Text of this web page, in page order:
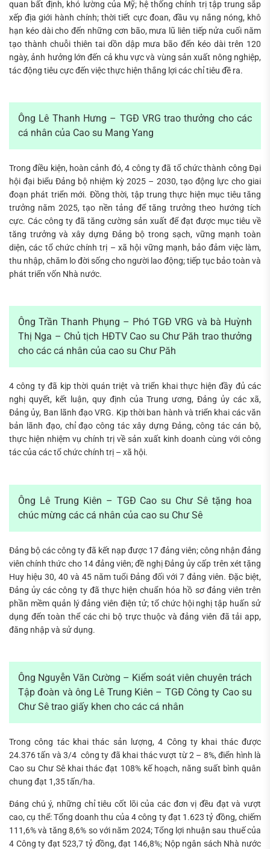
quan bất định, khó lường của Mỹ; hệ thống chính trị tập trung sắp
xếp địa giới hành chính; thời tiết cực đoan, đầu vụ nắng nóng, khô
hạn kéo dài cho đến những cơn bão, mưa lũ liên tiếp nửa cuối năm
tạo thành chuỗi thiên tai dồn dập mưa bão đến kéo dài trên 120
ngày, ảnh hưởng lớn đến cả khu vực và vùng sản xuất nông nghiệp,
tác động tiêu cực đến việc thực hiện thắng lợi các chỉ tiêu đề ra.
Ông Lê Thanh Hưng – TGĐ VRG trao thưởng cho các
cá nhân của Cao su Mang Yang
Trong điều kiện, hoàn cảnh đó, 4 công ty đã tổ chức thành công Đại
hội đại biểu Đảng bộ nhiệm kỳ 2025 – 2030, tạo động lực cho giai
đoạn phát triển mới. Đồng thời, tập trung thực hiện mục tiêu tăng
trưởng năm 2025, tạo nền tảng để tăng trưởng theo hướng tích
cực. Các công ty đã tăng cường sản xuất để đạt được mục tiêu về
tăng trưởng và xây dựng Đảng bộ trong sạch, vững mạnh toàn
diện, các tổ chức chính trị – xã hội vững mạnh, bảo đảm việc làm,
thu nhập, chăm lo đời sống cho người lao động; tiếp tục bảo toàn và
phát triển vốn Nhà nước.
Ông Trần Thanh Phụng – Phó TGĐ VRG và bà Huỳnh
Thị Nga – Chủ tịch HĐTV Cao su Chư Păh trao thưởng
cho các cá nhân của cao su Chư Păh
4 công ty đã kịp thời quán triệt và triển khai thực hiện đầy đủ các
nghị quyết, kết luận, quy định của Trung ương, Đảng ủy các xã,
Đảng ủy, Ban lãnh đạo VRG. Kịp thời ban hành và triển khai các văn
bản lãnh đạo, chỉ đạo công tác xây dựng Đảng, công tác cán bộ,
thực hiện nhiệm vụ chính trị về sản xuất kinh doanh cùng với công
tác của các tổ chức chính trị – xã hội.
Ông Lê Trung Kiên – TGĐ Cao su Chư Sê tặng hoa
chúc mừng các cá nhân của cao su Chư Sê
Đảng bộ các công ty đã kết nạp được 17 đảng viên; công nhận đảng
viên chính thức cho 14 đảng viên; đề nghị Đảng ủy cấp trên xét tặng
Huy hiệu 30, 40 và 45 năm tuổi Đảng đối với 7 đảng viên. Đặc biệt,
Đảng ủy các công ty đã thực hiện chuẩn hóa hồ sơ đảng viên trên
phần mềm quản lý đảng viên điện tử; tổ chức hội nghị tập huấn sử
dụng đến toàn thể các chi bộ trực thuộc và đảng viên đã tải app,
đăng nhập và sử dụng.
Ông Nguyễn Văn Cường – Kiểm soát viên chuyên trách
Tập đoàn và ông Lê Trung Kiên – TGĐ Công ty Cao su
Chư Sê trao giấy khen cho các cá nhân
Trong công tác khai thác sản lượng, 4 Công ty khai thác được
24.376 tấn và 3/4 công ty đã khai thác vượt từ 2 – 8%, điển hình là
Cao su Chư Sê khai thác đạt 108% kế hoạch, năng suất bình quân
chung đạt 1,35 tấn/ha.
Đáng chú ý, những chỉ tiêu cốt lõi của các đơn vị đều đạt và vượt
cao, cụ thể: Tổng doanh thu của 4 công ty đạt 1.623 tỷ đồng, chiếm
111,6% và tăng 8,6% so với năm 2024; Tổng lợi nhuận sau thuế của
4 Công ty đạt 523,7 tỷ đồng, đạt 146,8%; Nộp ngân sách Nhà nước